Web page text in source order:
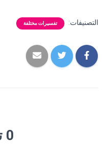
التصنيفات: تفسيرات مختلفة
0 تعليق